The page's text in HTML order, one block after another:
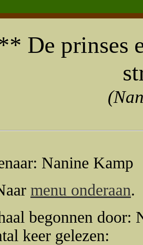
De prinses
Nanine Kamp
menu onderaan.
begonnen door:
keer gelezen: